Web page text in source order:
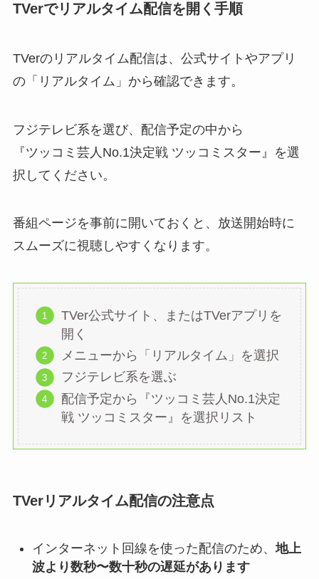
TVerでリアルタイム配信を開く手順
TVerのリアルタイム配信は、公式サイトやアプリ
の「リアルタイム」から確認できます。
フジテレビ系を選び、配信予定の中から
『ツッコミ芸人No.1決定戦 ツッコミスター』を選
択してください。
番組ページを事前に開いておくと、放送開始時に
スムーズに視聴しやすくなります。
TVer公式サイト、またはTVerアプリを
開く
メニューから「リアルタイム」を選択
フジテレビ系を選ぶ
配信予定から『ツッコミ芸人No.1決定
戦 ツッコミスター』を選択リスト
TVerリアルタイム配信の注意点
インターネット回線を使った配信のため、地上
波より数秒〜数十秒の遅延があります